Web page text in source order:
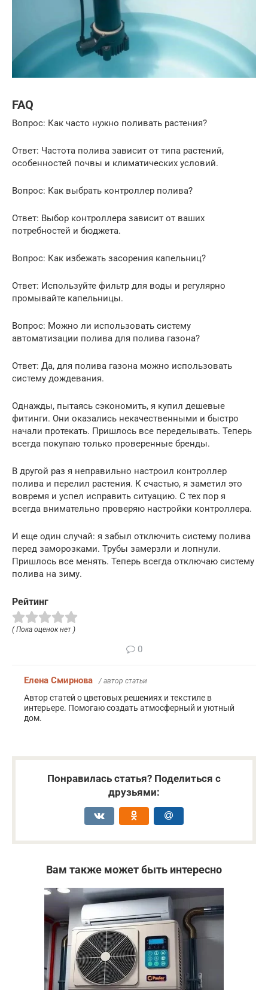
FAQ
Вопрос: Как часто нужно поливать растения?
Ответ: Частота полива зависит от типа растений,
особенностей почвы и климатических условий.
Вопрос: Как выбрать контроллер полива?
Ответ: Выбор контроллера зависит от ваших
потребностей и бюджета.
Вопрос: Как избежать засорения капельниц?
Ответ: Используйте фильтр для воды и регулярно
промывайте капельницы.
Вопрос: Можно ли использовать систему
автоматизации полива для полива газона?
Ответ: Да, для полива газона можно использовать
систему дождевания.
Однажды, пытаясь сэкономить, я купил дешевые
фитинги. Они оказались некачественными и быстро
начали протекать. Пришлось все переделывать. Теперь
всегда покупаю только проверенные бренды.
В другой раз я неправильно настроил контроллер
полива и перелил растения. К счастью, я заметил это
вовремя и успел исправить ситуацию. С тех пор я
всегда внимательно проверяю настройки контроллера.
И еще один случай: я забыл отключить систему полива
перед заморозками. Трубы замерзли и лопнули.
Пришлось все менять. Теперь всегда отключаю систему
полива на зиму.
Рейтинг
( Пока оценок нет )
0
Елена Смирнова / автор статьи
Автор статей о цветовых решениях и текстиле в
интерьере. Помогаю создать атмосферный и уютный
дом.
Понравилась статья? Поделиться с
друзьями:
Вам также может быть интересно